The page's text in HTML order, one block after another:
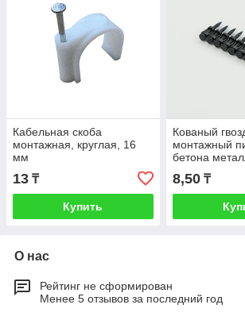
Кабельная скоба
монтажная, круглая, 16
мм
13 ₸
Купить
Кованый
монтажный
бетона
8,50₸
О нас
Рейтинг не сформирован
Менее 5 отзывов за последний год